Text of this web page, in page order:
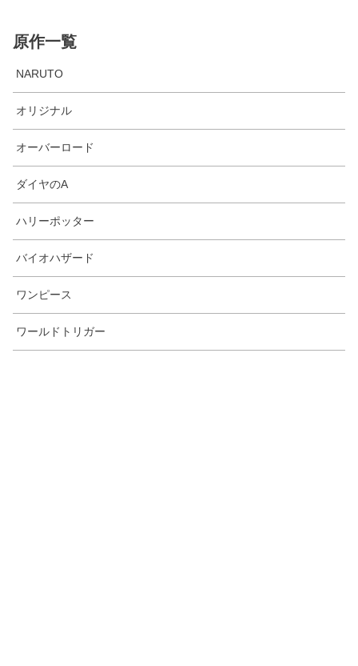
原作一覧
NARUTO
オリジナル
オーバーロード
ダイヤのA
ハリーポッター
バイオハザード
ワンピース
ワールドトリガー